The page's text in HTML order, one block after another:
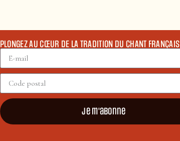
PLONGEZ AU CŒUR DE LA TRADITION DU CHANT FRANÇAIS
Je m'abonne